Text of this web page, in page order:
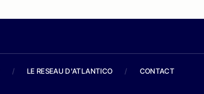
/ LE RESEAU D'ATLANTICO / CONTACT